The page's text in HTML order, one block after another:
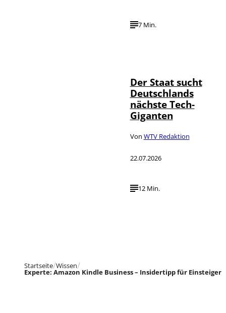
7 Min.
Der Staat sucht
Deutschlands
nächste Tech-
Giganten
Von WTV Redaktion
22.07.2026
12 Min.
Startseite Wissen
Experte: Amazon Kindle Business – Insidertipp für Einsteiger